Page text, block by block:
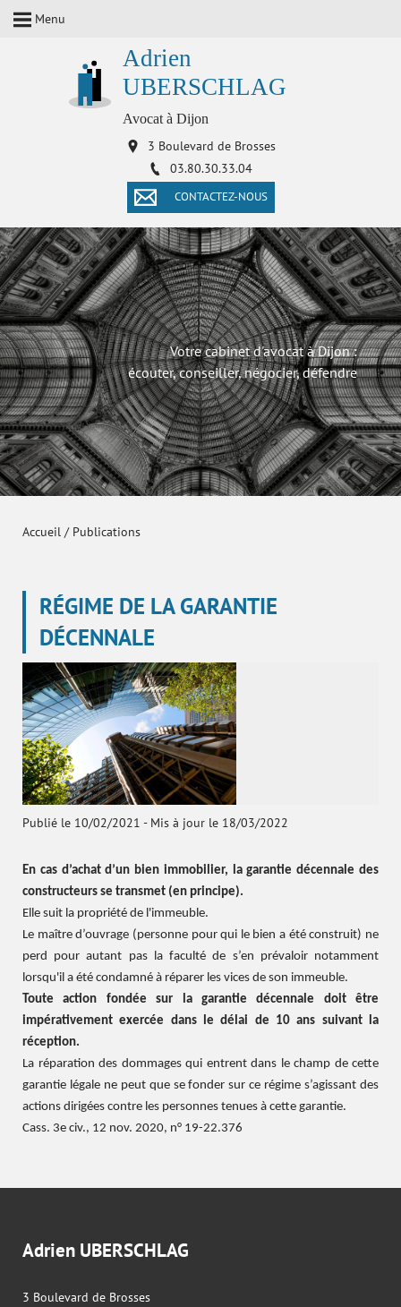
Menu
Adrien
UBERSCHLAG
Avocat à Dijon
3 Boulevard de Brosses
03.80.30.33.04
CONTACTEZ-NOUS
Votre cabinet d'avocat à Dijon :
écouter, conseiller, négocier, défendre
Accueil / Publications
RÉGIME DE LA GARANTIE
DÉCENNALE
Publié le 10/02/2021 - Mis à jour le 18/03/2022
En cas d’achat d’un bien immobilier, la garantie décennale des
constructeurs se transmet (en principe).
Elle suit la propriété de l'immeuble.
Le maître d’ouvrage (personne pour qui le bien a été construit) ne
perd pour autant pas la faculté de s’en prévaloir notamment
lorsqu'il a été condamné à réparer les vices de son immeuble.
Toute action fondée sur la garantie décennale doit être
impérativement exercée dans le délai de 10 ans suivant la
réception.
La réparation des dommages qui entrent dans le champ de cette
garantie légale ne peut que se fonder sur ce régime s’agissant des
actions dirigées contre les personnes tenues à cette garantie.
Cass. 3e civ., 12 nov. 2020, n° 19-22.376
Adrien UBERSCHLAG
3 Boulevard de Brosses